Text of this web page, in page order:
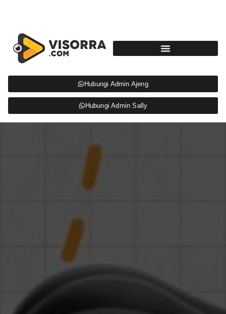
Hubungi Admin Ajeng
Hubungi Admin Sally